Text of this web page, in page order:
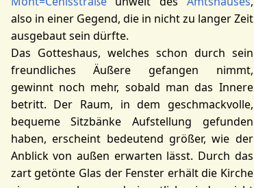
also in einer Gegend, die in nicht zu langer Zeit
ausgebaut sein dürfte.
Das Gotteshaus, welches schon durch sein
freundliches Äußere gefangen nimmt,
gewinnt noch mehr, sobald man das Innere
betritt. Der Raum, in dem geschmackvolle,
bequeme Sitzbänke Aufstellung gefunden
haben, erscheint bedeutend größer, wie der
Anblick von außen erwarten lässt. Durch das
zart getönte Glas der Fenster erhält die Kirche